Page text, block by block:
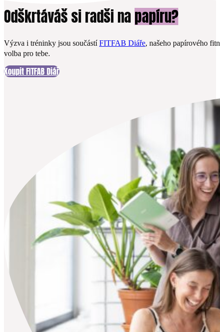
Odškrtáváš si radši na papíru?
Výzva i tréninky jsou součástíFITFAB Diáře, našeho papírového
volba pro tebe.
Koupit FITFAB Diář